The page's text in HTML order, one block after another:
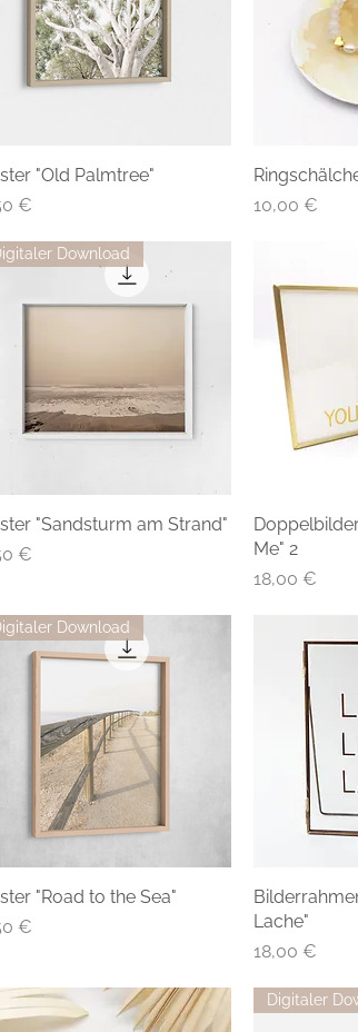
"Old Palmtree"
€
Preis
10,00 €
Download
"Sandsturm am Strand"
€
Me" 2
Preis
18,00 €
Download
"Road to the Sea"
€
Lache"
Preis
18,00 €
Digitaler